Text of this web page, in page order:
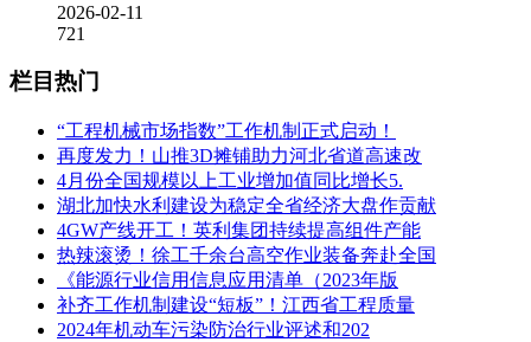
2026-02-11
721
栏目热门
“工程机械市场指数”工作机制正式启动！
再度发力！山推3D摊铺助力河北省道高速改
4月份全国规模以上工业增加值同比增长5.
湖北加快水利建设为稳定全省经济大盘作贡献
4GW产线开工！英利集团持续提高组件产能
热辣滚烫！徐工千余台高空作业装备奔赴全国
《能源行业信用信息应用清单（2023年版
补齐工作机制建设“短板”！江西省工程质量
2024年机动车污染防治行业评述和202